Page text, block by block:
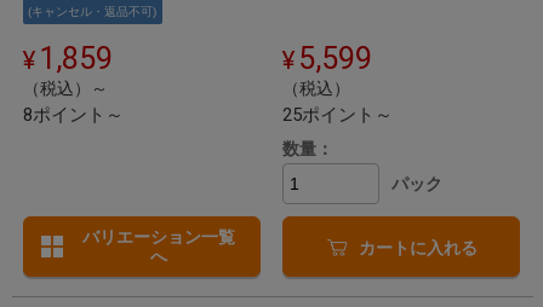
(キャンセル・返品不可)
1,859
（税込）～
8ポイント～
バリエーション一覧
へ
5,599
（税込）
25ポイント～
数量：
パック
カートに入れる